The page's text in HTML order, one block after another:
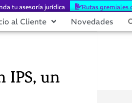
tu asesoría jurídica Rutas gremiales
al Cliente Novedades
IPS, un